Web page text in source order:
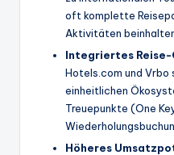
oft komplette
Aktivitäten
Integriertes Reise-
Hotels.com und Vrbo
einheitlichen
Treuepunkte (One
Höheres